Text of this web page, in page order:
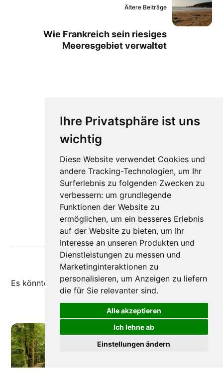
Ihre Privatsphäre ist uns
wichtig
Diese Website verwendet Cookies und
andere Tracking-Technologien, um Ihr
Surferlebnis zu folgenden Zwecken zu
verbessern: um grundlegende
Funktionen der Website zu
ermöglichen, um ein besseres Erlebnis
auf der Website zu bieten, um Ihr
Interesse an unseren Produkten und
Dienstleistungen zu messen und
Marketinginteraktionen zu
personalisieren, um Anzeigen zu liefern
die für Sie relevanter sind.
Alle akzeptieren
Ich lehne ab
Einstellungen ändern
Ältere Beiträge
Wie Frankreich sein riesiges
Meeresgebiet verwaltet
Es könnte dir auchgefallen